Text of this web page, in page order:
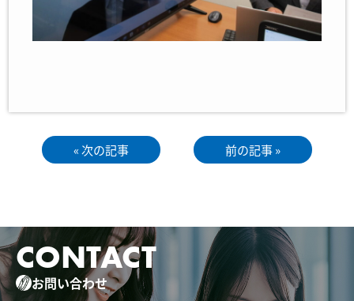
« 次の記事 前の記事 »
CONTACT
お問い合わせ